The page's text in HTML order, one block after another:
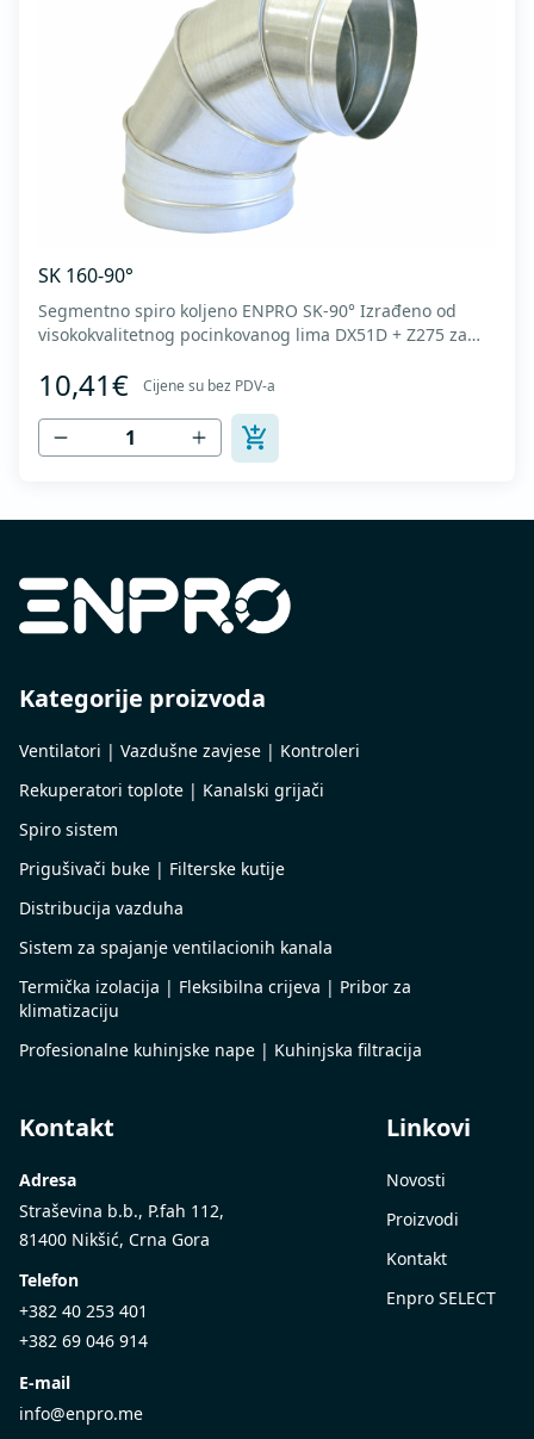
SK 160-90°
Segmentno spiro koljeno ENPRO SK-90° Izrađeno od
visokokvalitetnog pocinkovanog lima DX51D + Z275 za
1506 I MEST EN 12237.
10,41€ Cijene su bez PDV-a
Kategorije proizvoda
Ventilatori | Vazdušne zavjese | Kontroleri
Rekuperatori toplote | Kanalski grijači
Spiro sistem
Prigušivači buke | Filterske kutije
Distribucija vazduha
Sistem za spajanje ventilacionih kanala
Termička izolacija | Fleksibilna crijeva | Pribor za
klimatizaciju
Profesionalne kuhinjske nape | Kuhinjska filtracija
Kontakt
Adresa
Straševina b.b., P.fah 112,
81400 Nikšić, Crna Gora
Telefon
+382 40 253 401
+382 69 046 914
E-mail
info@enpro.me
Linkovi
Novosti
Proizvodi
Kontakt
Enpro SELECT